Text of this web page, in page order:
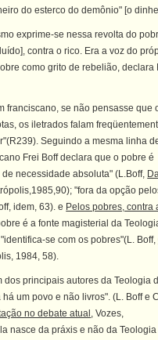
do esterco do demônio" [o
exprime-se nessa revolta do
contra o rico. Era a voz do
como grito de rebelião, declara
franciscano, se não pensasse que
os iletrados falam
Seguindo a mesma linha
Frei Boff declara que o pobre é
necessidade absoluta" (L.Boff,
"fora da opção
idem, 63). e Pelos pobres, contra
é a fonte magisterial da
se com os pobres"(L. Boff,
1984, 58).
dos principais autores da Teologia
um povo e não livros". (L. Boff e
no debate atual , Vozes,
nasce da práxis e não da